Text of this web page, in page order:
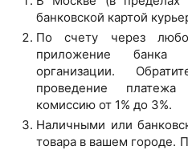
банковской картой
По счету через
приложение
организации.
проведение
комиссию от 1% до 3%.
Наличными или
товара в вашем городе.